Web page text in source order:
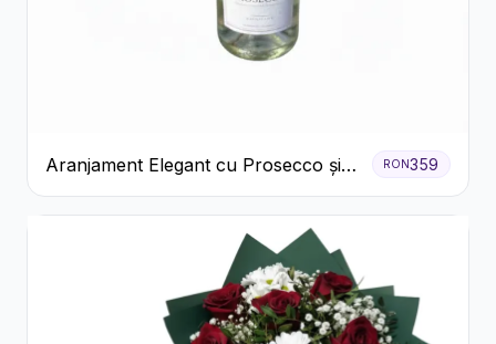
Aranjament Elegant cu Prosecco și
Flori Galbene.
RON359